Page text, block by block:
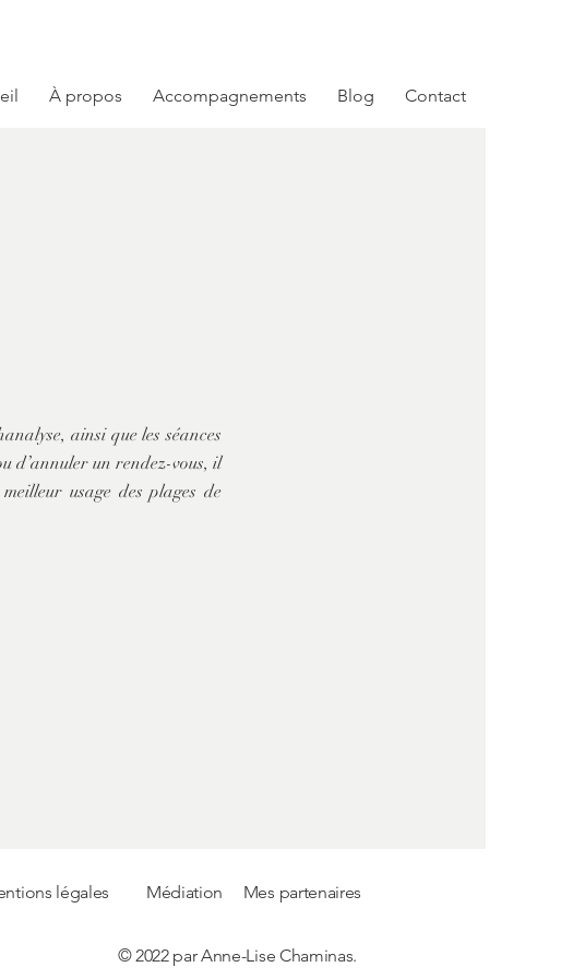
À propos Accompagnements Blog Contact
ainsi que les séances
d’annuler un rendez-vous, il
usage des plages de
légales Mes partenaires
Médiation
© 2022 par Anne-Lise Chaminas.